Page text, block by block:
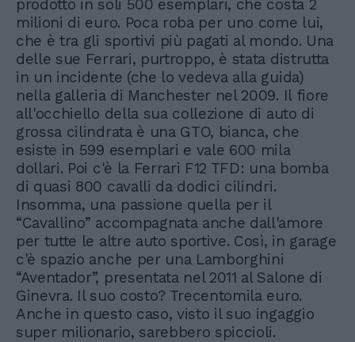
prodotto in soli 500 esemplari, che costa 2
milioni di euro. Poca roba per uno come lui,
che è tra gli sportivi più pagati al mondo. Una
delle sue Ferrari, purtroppo, è stata distrutta
in un incidente (che lo vedeva alla guida)
nella galleria di Manchester nel 2009. Il fiore
all'occhiello della sua collezione di auto di
grossa cilindrata è una GTO, bianca, che
esiste in 599 esemplari e vale 600 mila
dollari. Poi c'è la Ferrari F12 TFD: una bomba
di quasi 800 cavalli da dodici cilindri.
Insomma, una passione quella per il
“Cavallino” accompagnata anche dall'amore
per tutte le altre auto sportive. Così, in garage
c'è spazio anche per una Lamborghini
“Aventador”, presentata nel 2011 al Salone di
Ginevra. Il suo costo? Trecentomila euro.
Anche in questo caso, visto il suo ingaggio
super milionario, sarebbero spiccioli.